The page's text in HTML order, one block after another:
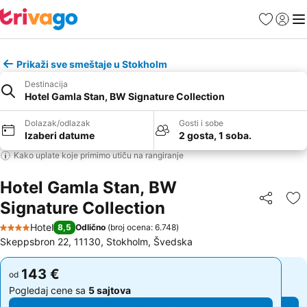
FavoritiPrijavi
Prikaži sve smeštaje u Stokholm
Destinacija
Hotel Gamla Stan, BW Signature Collection
Dolazak/odlazak
Izaberi datume
Gosti i sobe
2 gosta, 1 soba.
Kako uplate koje primimo utiču na rangiranje
Hotel Gamla Stan, BW
Signature Collection
Deli
4 Zvezdice
Hotel 8,5 Odlično (broj ocena: 6.748)
Skeppsbron 22, 11130, Stokholm, Švedska
od 143 €
Pogledaj cene sa 5 sajtova
od 143 €
Pogledaj cene sa 5 sajtova